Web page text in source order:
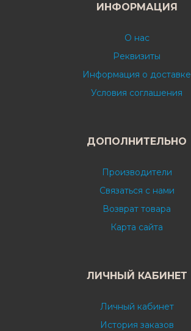
ИНФОРМАЦИЯ
О нас
Реквизиты
Информация о доставке
Условия соглашения
ДОПОЛНИТЕЛЬНО
Производители
Связаться с нами
Возврат товара
Карта сайта
ЛИЧНЫЙ КАБИНЕТ
Личный кабинет
История заказов